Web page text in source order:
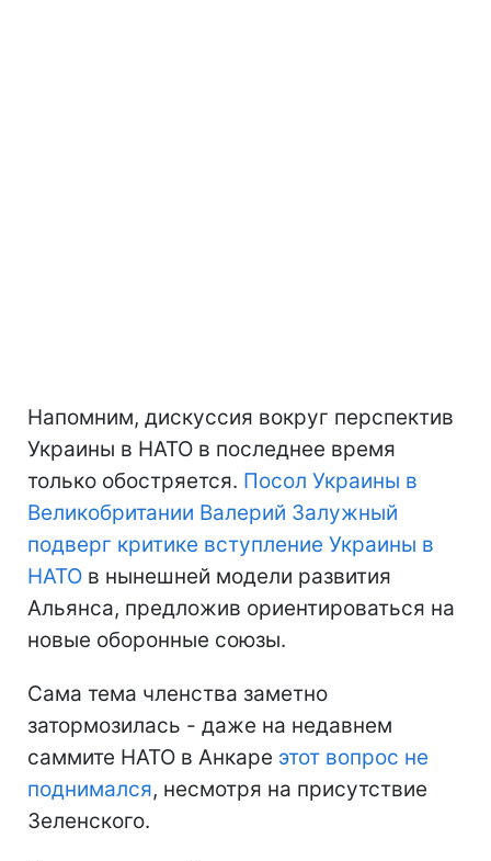
Напомним, дискуссия вокруг перспектив
Украины в НАТО в последнее время
только обостряется. Посол Украины в
Великобритании Валерий Залужный
подверг критике вступление Украины в
НАТО в нынешней модели развития
Альянса, предложив ориентироваться на
новые оборонные союзы.
Сама тема членства заметно
затормозилась - даже на недавнем
саммите НАТО в Анкаре этот вопрос не
поднимался, несмотря на присутствие
Зеленского.